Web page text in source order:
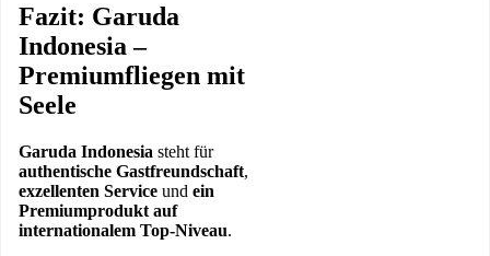
Fazit: Garuda
Indonesia –
Premiumfliegen mit
Seele
Garuda Indonesia steht für
authentische Gastfreundschaft,
exzellenten Service und ein
Premiumprodukt auf
internationalem Top-Niveau.